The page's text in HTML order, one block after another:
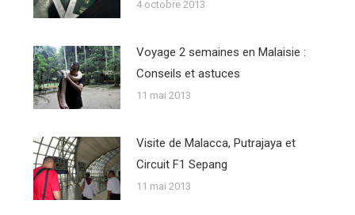
4 octobre 2013
Voyage 2 semaines en Malaisie :
Conseils et astuces
11 mai 2013
Visite de Malacca, Putrajaya et
Circuit F1 Sepang
11 mai 2013